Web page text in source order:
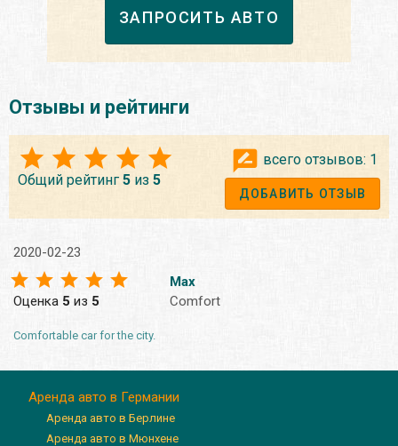
ЗАПРОСИТЬ АВТО
Отзывы и рейтинги
Общий рейтинг 5 из 5
всего отзывов: 1
ДОБАВИТЬ ОТЗЫВ
2020-02-23
Оценка 5 из 5
Max
Comfort
Comfortable car for the city.
Аренда авто в Германии
Аренда авто в Берлине
Аренда авто в Мюнхене